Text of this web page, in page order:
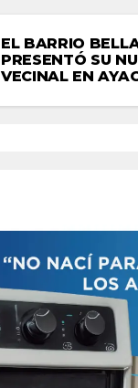
EL BARRIO
PRESENTÓ SU
VECINAL EN